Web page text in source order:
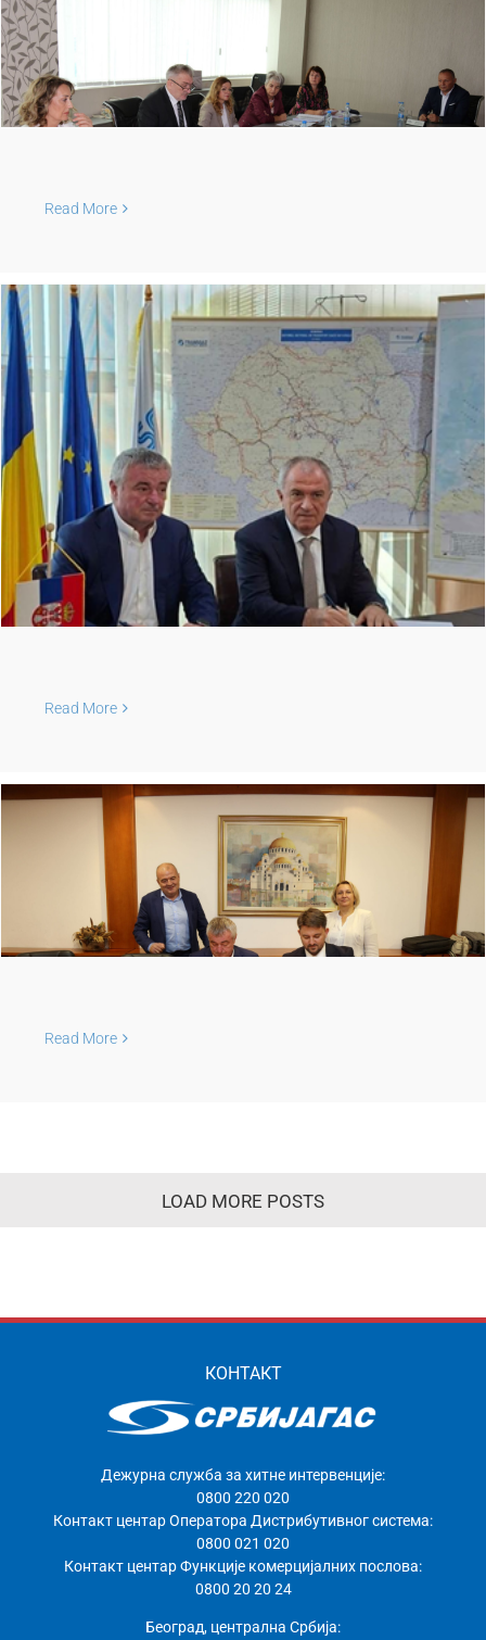
Read More
Read More
Read More
LOAD MORE POSTS
КОНТАКТ
Дежурна служба за хитне интервенције:
0800 220 020
Контакт центар Оператора Дистрибутивног система:
0800 021 020
Контакт центар Функције комерцијалних послова:
0800 20 20 24
Београд, централна Србија: